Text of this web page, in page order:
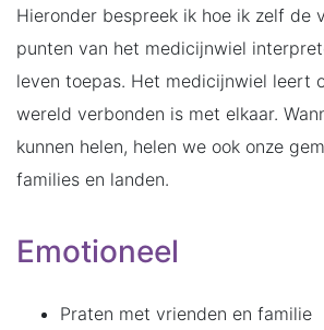
Hieronder bespreek ik hoe ik zelf de
punten van het medicijnwiel
leven toepas. Het medicijnwiel leert
wereld verbonden is met elkaar.
kunnen helen, helen we ook onze
families en landen.
Emotioneel
Praten met vrienden en familie